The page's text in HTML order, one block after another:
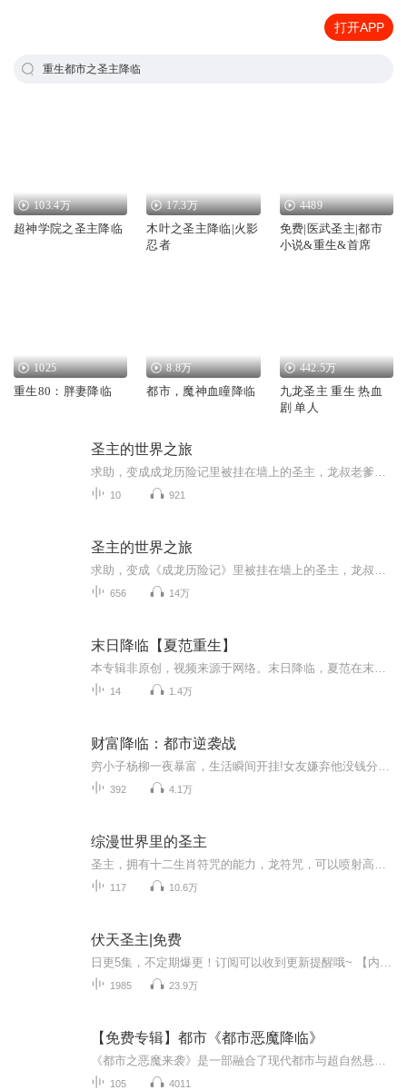
打开APP
重生都市之圣主降临
103.4万
超神学院之圣主降临
17.3万
木叶之圣主降临|火影
忍者
4489
免费|医武圣主|都市
小说&重生&首席
1025
重生80：胖妻降临
8.8万
都市，魔神血瞳降临
442.5万
九龙圣主 重生 热血
剧 单人
圣主的世界之旅
10 921
圣主的世界之旅
656 14万
末日降临【夏范重生】
14 1.4万
财富降临：都市逆袭战
392 4.1万
综漫世界里的圣主
117 10.6万
伏天圣主|免费
1985 23.9万
【免费专辑】都市《都市恶魔降临》
105 4011